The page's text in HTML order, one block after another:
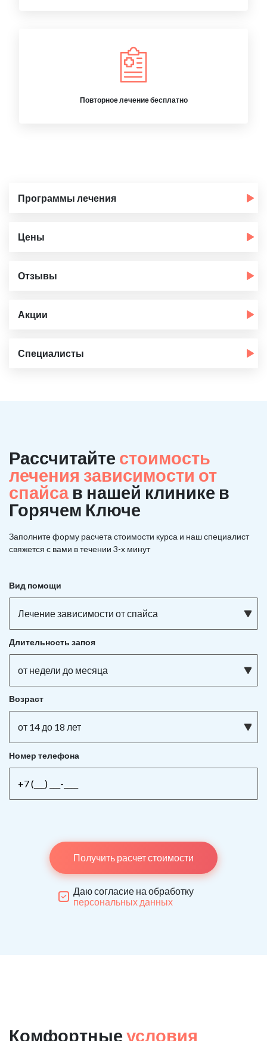
Повторное лечение бесплатно
Программы лечения
Цены
Отзывы
Акции
Специалисты
Рассчитайте стоимость
лечения зависимости от
спайса в нашей клинике в
Горячем Ключе
Заполните форму расчета стоимости курса и наш специалист
свяжется с вами в течении 3-х минут
Вид помощи
Лечение зависимости от спайса
Длительность запоя
от недели до месяца
Возраст
от 14 до 18 лет
Номер телефона
Получить расчет стоимости
Даю согласие на обработку
персональных данных
Комфортные условия